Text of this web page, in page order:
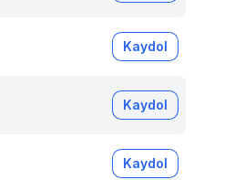
Kaydol
Kaydol
Kaydol